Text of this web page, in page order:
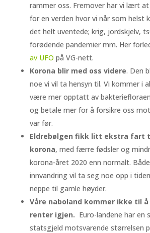
rammer oss. Fremover har vi lært
for en verden hvor vi når som helst
det helt uventede; krig, jordskjelv,
forødende pandemier mm. Her
av UFO på VG-nett.
Korona blir med oss videre. Den
noe vi vil ta hensyn til. Vi kommer i
være mer opptatt av
og betale mer for å forsikre oss
var før.
Eldrebølgen fikk litt ekstra fart
korona, med færre fødsler og
korona-året 2020 enn normalt.
innvandring vil ta seg noe opp i
neppe til gamle høyder.
Våre naboland kommer ikke til
renter igjen. Euro-landene har en
statsgjeld motsvarende størrelsen